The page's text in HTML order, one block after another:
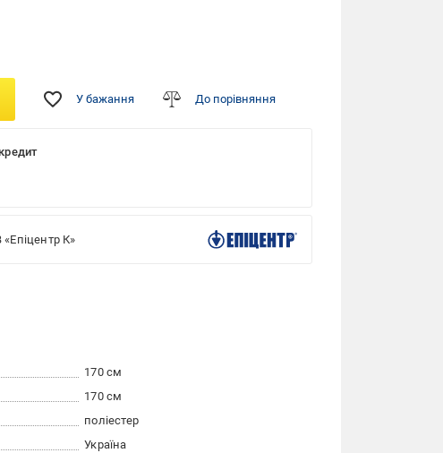
У бажання До порівняння
К»
170 см
170 см
поліестер
Україна